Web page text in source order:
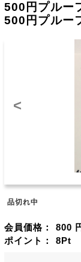
500円プルー
500円プルー
<
品切れ中
会員価格： 800
ポイント： 8Pt